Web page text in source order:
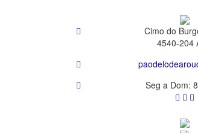
Cimo do
4540-204
Seg a Dom: